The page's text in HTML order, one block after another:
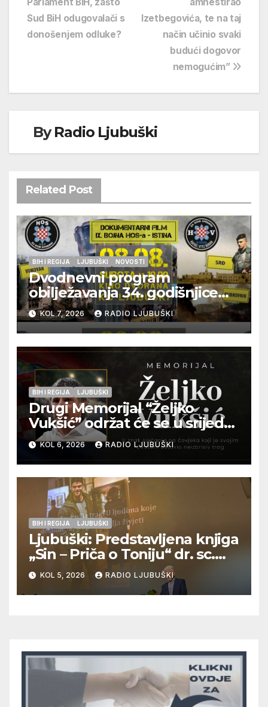
Izetbegovića, te na taj
način učinio svaki
budući dogovor
nemogućim”
Sud BiH odugovalači s
donošenjem odluke?
ByRadio Ljubuški
Related Post
BIH I REGIJA LJUBUŠKI NOVOSTI
Dvodnevni program
obilježavanja 34. godišnjice
pogibije generala Blaža
Kraljevića i osmorice
pripadnika HOS-a
KOL 7, 2026 RADIO LJUBUŠKI
BIH I REGIJA LJUBUŠKI
Drugi Memorijal “Željko
Vukšić” održat će se u srijedu
12. kolovoza u Otoku
KOL 6, 2026 RADIO LJUBUŠKI
BIH I REGIJA LJUBUŠKI
Ljubuški: Predstavljena knjiga
„Sin – Priča o Toniju“ dr. sc.
Zdenka Hercega
KOL 5, 2026 RADIO LJUBUŠKI